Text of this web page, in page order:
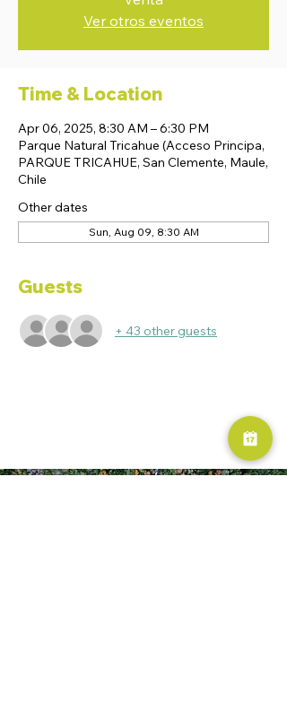
Ver otros eventos
Time & Location
Apr 06, 2025, 8:30 AM – 6:30 PM
Parque Natural Tricahue (Acceso Principa,
PARQUE TRICAHUE, San Clemente, Maule,
Chile
Other dates
Sun, Aug 09, 8:30 AM
Guests
+ 43 other guests